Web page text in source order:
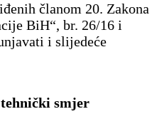
članom 20. Zakona
BiH“, br. 26/16 i
i slijedeće
smjer